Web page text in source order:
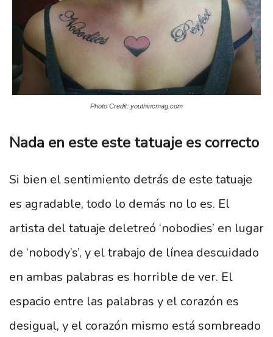
Photo Credit: youthincmag.com
Nada en este este tatuaje es correcto
Si bien el sentimiento detrás de este tatuaje
es agradable, todo lo demás no lo es. El
artista del tatuaje deletreó ‘nobodies’ en lugar
de ‘nobody’s’, y el trabajo de línea descuidado
en ambas palabras es horrible de ver. El
espacio entre las palabras y el corazón es
desigual, y el corazón mismo está sombreado